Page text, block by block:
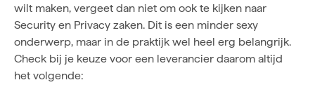
wilt maken, vergeet dan niet om ook te kijken naar
Security en Privacy zaken. Dit is een minder sexy
onderwerp, maar in de praktijk wel heel erg belangrijk.
Check bij je keuze voor een leverancier daarom altijd
het volgende: